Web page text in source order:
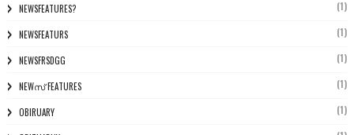
NEWSFEATURES? (1)
NEWSFEATURS (1)
NEWSFRSDGG (1)
NEWസ് FEATURES (1)
OBIRUARY (1)